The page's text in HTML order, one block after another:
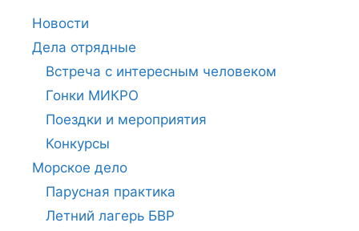
Новости
Дела отрядные
Встреча с интересным человеком
Гонки МИКРО
Поездки и мероприятия
Конкурсы
Морское дело
Парусная практика
Летний лагерь БВР